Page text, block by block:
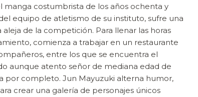
manga costumbrista de los años ochenta y
equipo de atletismo de su instituto, sufre una
de la competición. Para llenar las horas
comienza a trabajar en un restaurante
entre los que se encuentra el
aunque atento señor de mediana edad de
por completo. Jun Mayuzuki alterna humor,
crear una galería de personajes únicos